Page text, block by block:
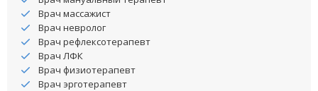
Врач массажист
Врач невролог
Врач рефлексотерапевт
Врач ЛФК
Врач физиотерапевт
Врач эрготерапевт